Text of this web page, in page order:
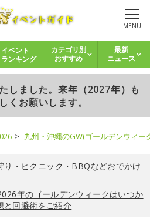
MENU
イベント
ランキング
カテゴリ別
おすすめ
最新
ニュース
しました。来年（2027年）も
くお願いします。
九州・沖縄のGW(ゴールデンウィ
り ・ ピクニック ・ BBQなどおでかけ
年のゴールデンウィークはいつか
と回避術をご紹介